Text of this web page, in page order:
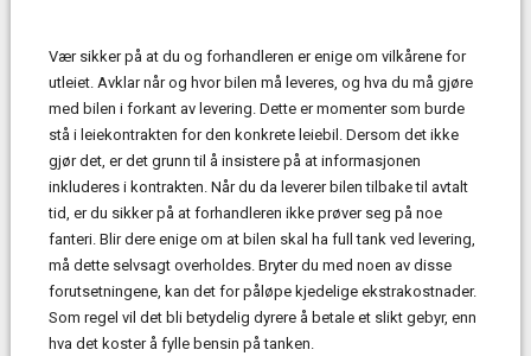
Vær sikker på at du og forhandleren er enige om vilkårene for
utleiet. Avklar når og hvor bilen må leveres, og hva du må gjøre
med bilen i forkant av levering. Dette er momenter som burde
stå i leiekontrakten for den konkrete leiebil. Dersom det ikke
gjør det, er det grunn til å insistere på at informasjonen
inkluderes i kontrakten. Når du da leverer bilen tilbake til avtalt
tid, er du sikker på at forhandleren ikke prøver seg på noe
fanteri. Blir dere enige om at bilen skal ha full tank ved levering,
må dette selvsagt overholdes. Bryter du med noen av disse
forutsetningene, kan det for påløpe kjedelige ekstrakostnader.
Som regel vil det bli betydelig dyrere å betale et slikt gebyr, enn
hva det koster å fylle bensin på tanken.